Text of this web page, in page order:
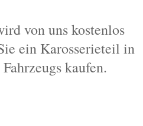
von uns kostenlos
ein Karosserieteil in
kaufen.